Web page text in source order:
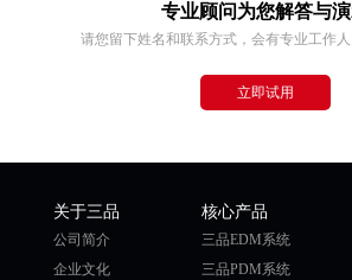
专业顾问为您解答与
请您留下姓名和联系方式，会有专业工作
立即试用
关于三品
公司简介
企业文化
核心产品
三品EDM系统
三品PDM系统